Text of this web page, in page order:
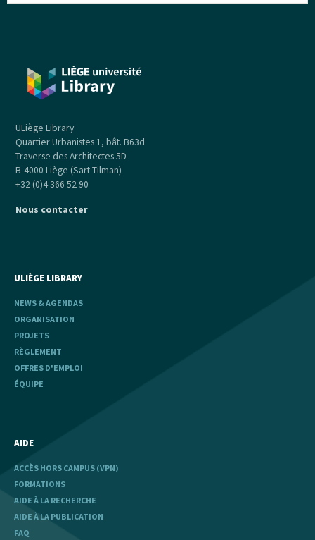
ULiège Library
Quartier Urbanistes 1, bât. B63d
Traverse des Architectes 5D
B-4000 Liège (Sart Tilman)
+32 (0)4 366 52 90
Nous contacter
ULIÈGE LIBRARY
NEWS & AGENDAS
ORGANISATION
PROJETS
RÈGLEMENT
OFFRES D'EMPLOI
ÉQUIPE
AIDE
ACCÈS HORS CAMPUS (VPN)
FORMATIONS
AIDE À LA RECHERCHE
AIDE À LA PUBLICATION
FAQ